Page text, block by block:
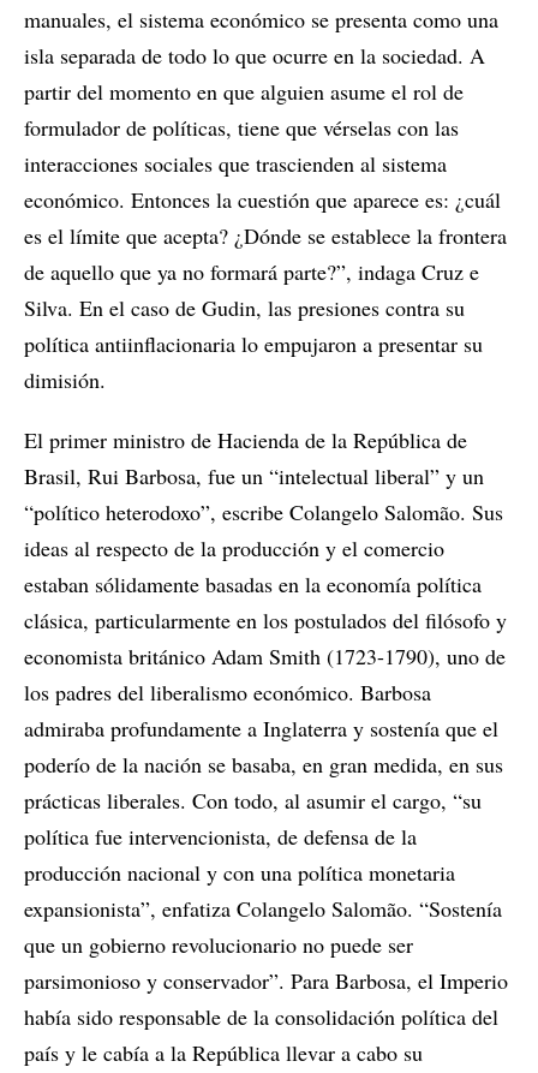
manuales, el sistema económico se presenta como una
isla separada de todo lo que ocurre en la sociedad. A
partir del momento en que alguien asume el rol de
formulador de políticas, tiene que vérselas con las
interacciones sociales que trascienden al sistema
económico. Entonces la cuestión que aparece es: ¿cuál
es el límite que acepta? ¿Dónde se establece la frontera
de aquello que ya no formará parte?”, indaga Cruz e
Silva. En el caso de Gudin, las presiones contra su
política antiinflacionaria lo empujaron a presentar su
dimisión.
El primer ministro de Hacienda de la República de
Brasil, Rui Barbosa, fue un “intelectual liberal” y un
“político heterodoxo”, escribe Colangelo Salomão. Sus
ideas al respecto de la producción y el comercio
estaban sólidamente basadas en la economía política
clásica, particularmente en los postulados del filósofo y
economista británico Adam Smith (1723-1790), uno de
los padres del liberalismo económico. Barbosa
admiraba profundamente a Inglaterra y sostenía que el
poderío de la nación se basaba, en gran medida, en sus
prácticas liberales. Con todo, al asumir el cargo, “su
política fue intervencionista, de defensa de la
producción nacional y con una política monetaria
expansionista”, enfatiza Colangelo Salomão. “Sostenía
que un gobierno revolucionario no puede ser
parsimonioso y conservador”. Para Barbosa, el Imperio
había sido responsable de la consolidación política del
país y le cabía a la República llevar a cabo su